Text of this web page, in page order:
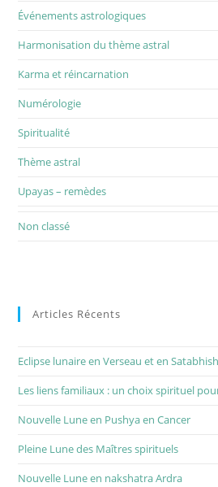
Événements astrologiques
Harmonisation du thème astral
Karma et réincarnation
Numérologie
Spiritualité
Thème astral
Upayas – remèdes
Non classé
Articles Récents
Eclipse lunaire en Verseau et en
Les liens familiaux : un choix spirituel
Nouvelle Lune en Pushya en Cancer
Pleine Lune des Maîtres spirituels
Nouvelle Lune en nakshatra Ardra